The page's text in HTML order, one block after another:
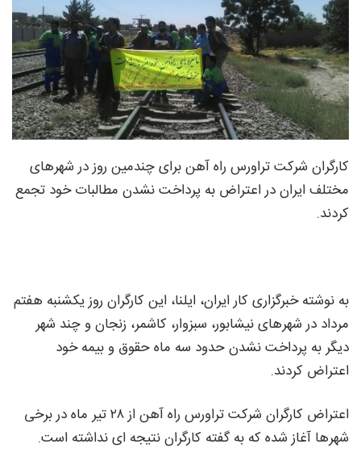
کارگران شرکت تراورس راه آهن برای چندمین روز در شهرهای
مختلف ایران در اعتراض به پرداخت نشدن مطالبات خود تجمع
کردند.
به نوشته خبرگزاری کار ایران، ایلنا، این کارگران روز یکشنبه هفتم
مرداد در شهرهای نیشابور، سبزوار، کاشمر، زنجان و چند شهر
دیگر به پرداخت نشدن حدود سه ماه حقوق و بیمه خود
اعتراض کردند.
اعتراض کارگران شرکت تراورس راه آهن از ۲۸ تیر ماه در برخی
شهرها آغاز شده که به گفته کارگران نتیجه ای نداشته است.